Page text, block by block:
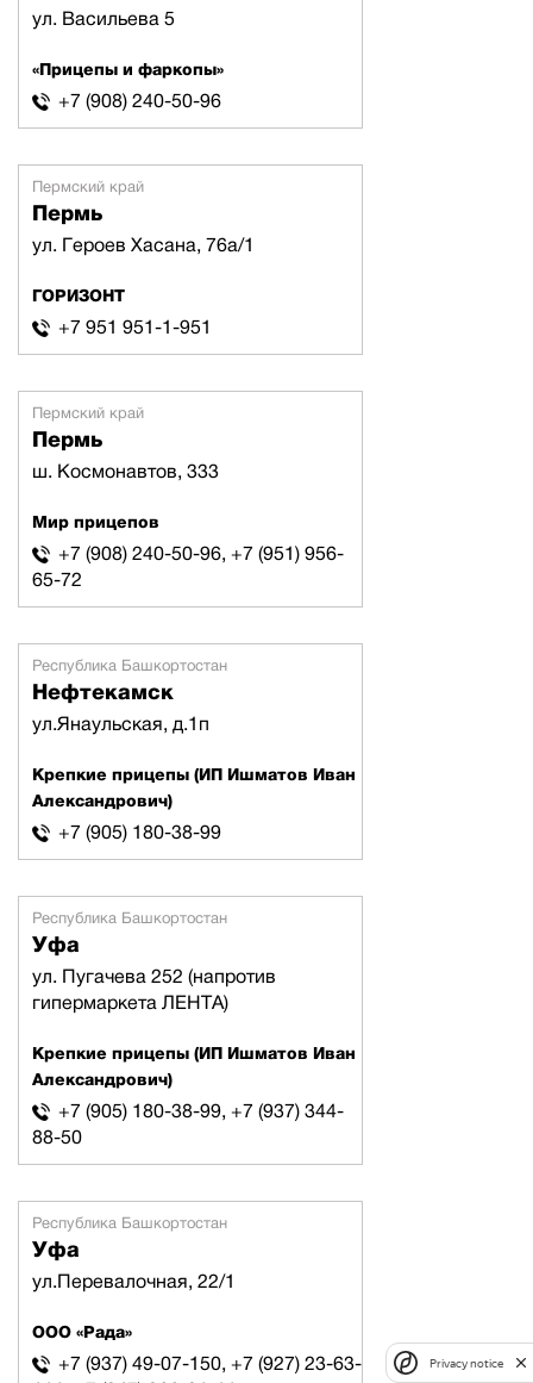
ул. Васильева 5
«Прицепы и фаркопы»
+7 (908) 240-50-96
Пермский край
Пермь
ул. Героев Хасана, 76а/1
ГОРИЗОНТ
+7 951 951-1-951
Пермский край
Пермь
ш. Космонавтов, 333
Мир прицепов
+7 (908) 240-50-96, +7 (951) 956-
65-72
Республика Башкортостан
Нефтекамск
ул.Янаульская, д.1п
Крепкие прицепы (ИП Ишматов Иван
Александрович)
+7 (905) 180-38-99
Республика Башкортостан
Уфа
ул. Пугачева 252 (напротив
гипермаркета ЛЕНТА)
Крепкие прицепы (ИП Ишматов Иван
Александрович)
+7 (905) 180-38-99, +7 (937) 344-
88-50
Республика Башкортостан
Уфа
ул.Перевалочная, 22/1
ООО «Рада»
+7 (937) 49-07-150, +7 (927) 23-63-
Privacy notice